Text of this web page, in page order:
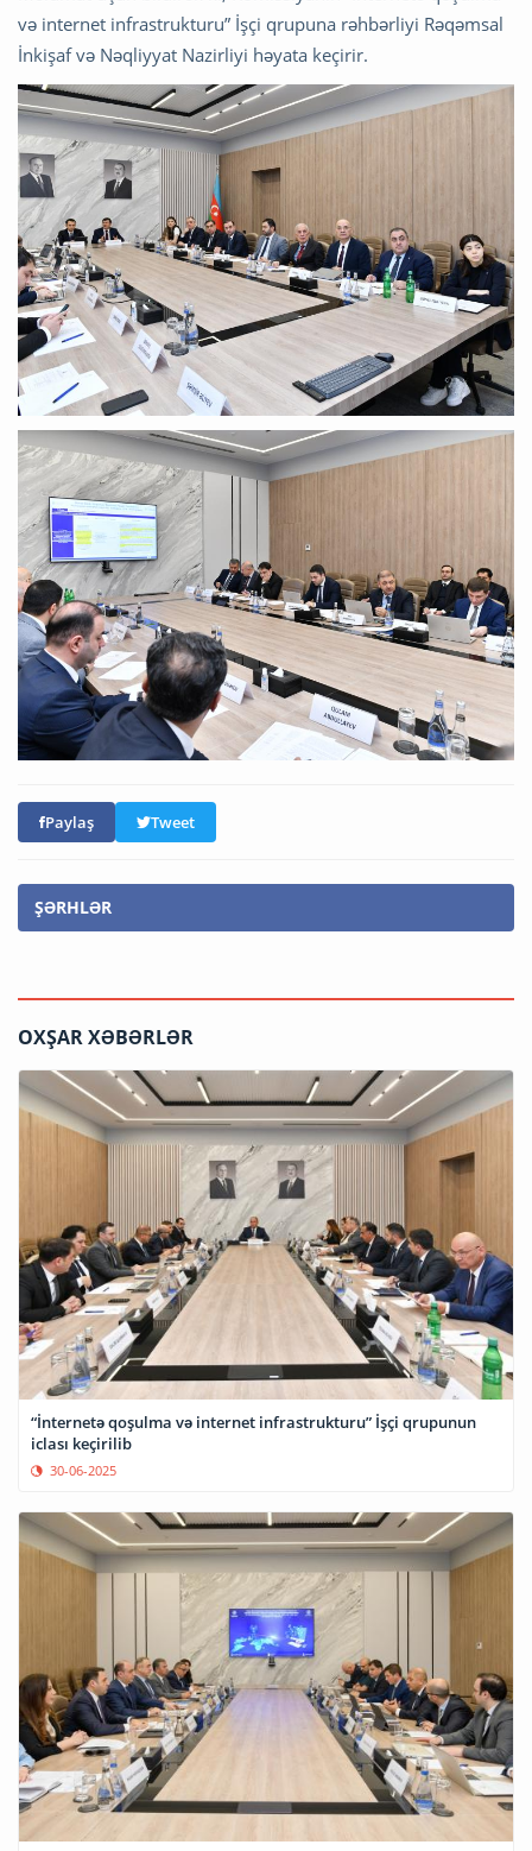
və internet infrastrukturu” İşçi qrupuna rəhbərliyi Rəqəmsal
İnkişaf və Nəqliyyat Nazirliyi həyata keçirir.
Paylaş Tweet
ŞƏRHLƏR
OXŞAR XƏBƏRLƏR
“İnternetə qoşulma və internet infrastrukturu” İşçi qrupunun
iclası keçirilib
30-06-2025